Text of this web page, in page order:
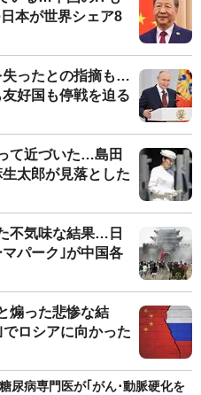
本が世界シェア8
失ったとの指摘も…
好国も停戦を迫る
て近づいた…島田
太郎が見落とした
不気味な結果…日
パーク｣が中国各
煽った悲惨な結
ロシアに向かった
尿病専門医が｢がん･動脈硬化を